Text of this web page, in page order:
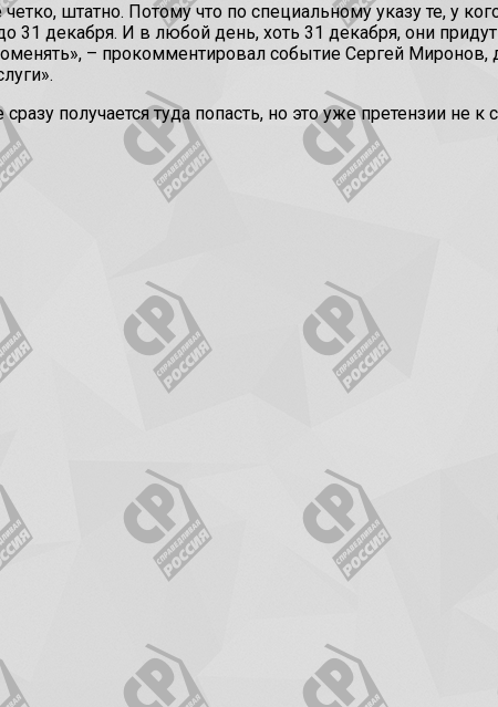
штатно. Потому что по специальному указу те, у
31 декабря. И в любой день, хоть 31 декабря, они
– прокомментировал событие Сергей Миронов,
получается туда попасть, но это уже претензии не